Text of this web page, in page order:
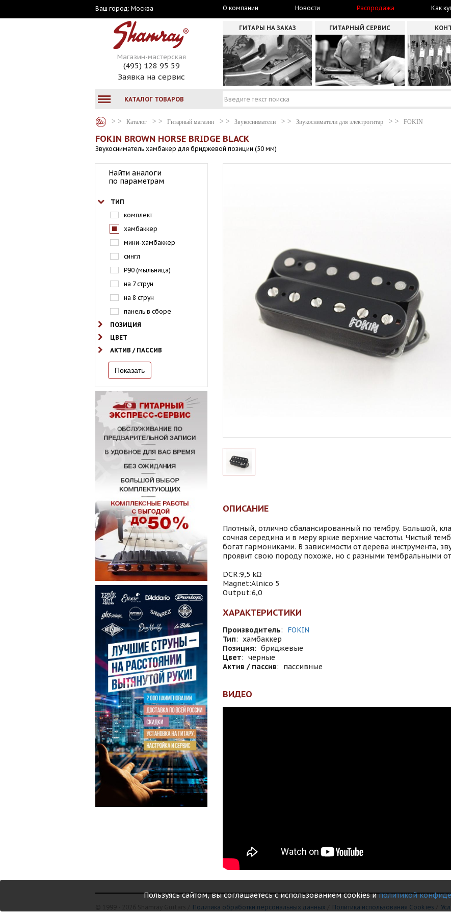
Ваш город: Москва О компании Новости Распродажа Как
Магазин-мастерская
(495) 128 95 59
Заявка на сервис
ГИТАРЫ НА ЗАКАЗ ГИТАРНЫЙ СЕРВИС
КАТАЛОГ ТОВАРОВ
Каталог Гитарный магазин Звукосниматели Звукосниматели для электрогитар FOKIN
FOKIN BROWN HORSE BRIDGE BLACK
Звукосниматель хамбакер для бриджевой позиции (50 мм)
Найти аналоги
по параметрам
ТИП
комплект
хамбаккер
мини-хамбаккер
сингл
P90 (мыльница)
на 7 струн
на 8 струн
панель в сборе
ПОЗИЦИЯ
ЦВЕТ
АКТИВ / ПАССИВ
ОПИСАНИЕ
Плотный, отлично сбалансированный по тембру. Большой,
сочная середина и в меру яркие верхние частоты. Чистый
богат гармониками. В зависимости от дерева инструмента,
проявит свою породу похоже, но с разными тембральными
DCR:9,5 kΩ
Magnet:Alnico 5
Output:6,0
ХАРАКТЕРИСТИКИ
Производитель:
FOKIN
Тип: хамбаккер
Позиция: бриджевые
Цвет: черные
Актив / пассив: пассивные
ВИДЕО
Политика обработки персональных данных Политика использования Сookies
Пользуясь сайтом, вы соглашаетесь с использованием cookies иполитикой